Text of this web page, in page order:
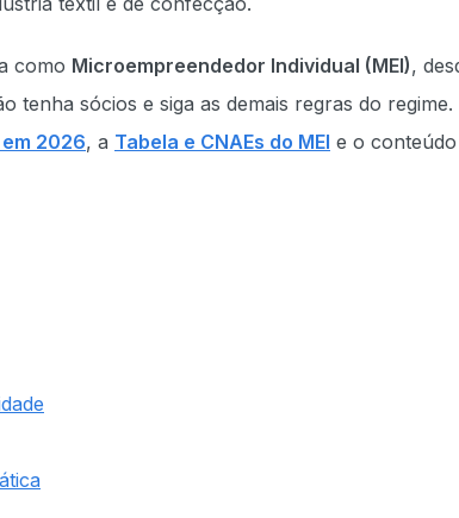
como Microempreendedor Individual (MEI),
tenha sócios e siga as demais regras do
em 2026, a Tabela e CNAEs do MEI e o